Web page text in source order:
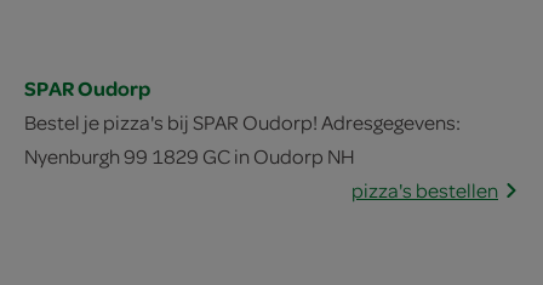
SPAR Oudorp
Bestel je pizza's bij SPAR Oudorp! Adresgegevens:
Nyenburgh 99 1829 GC in Oudorp NH
pizza's bestellen